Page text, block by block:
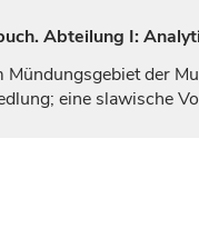
Abteilung I:
Mündungsgebiet der
eine slawische